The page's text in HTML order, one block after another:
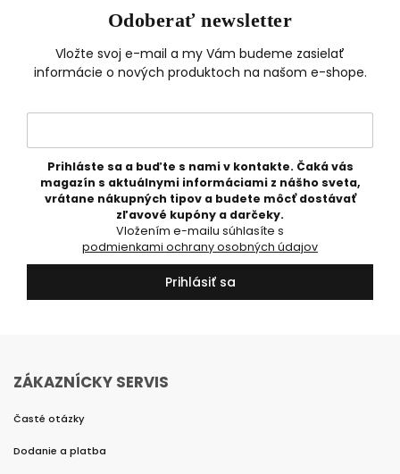
Odoberať newsletter
Vložte svoj e-mail a my Vám budeme zasielať
informácie o nových produktoch na našom e-shope.
Prihláste sa a buďte s nami v kontakte. Čaká vás
magazín s aktuálnymi informáciami z nášho sveta,
vrátane nákupných tipov a budete môcť dostávať
zľavové kupóny a darčeky.
podmienkami ochrany osobných údajov
Prihlásiť sa
ZÁKAZNÍCKY SERVIS
Časté otázky
Dodanie a platba